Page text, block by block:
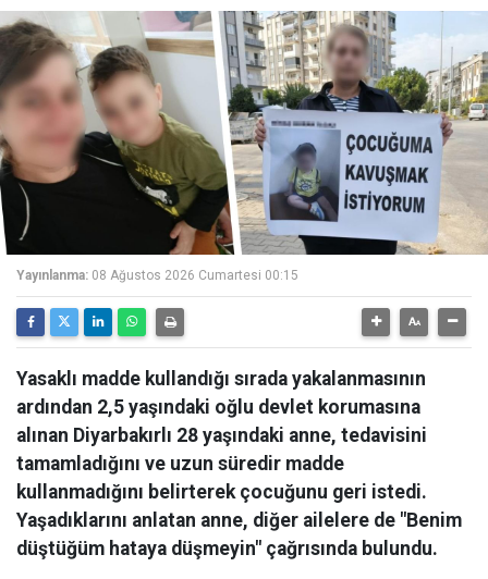
Yayınlanma: 08 Ağustos 2026 Cumartesi 00:15
Yasaklı madde kullandığı sırada yakalanmasının
ardından 2,5 yaşındaki oğlu devlet korumasına
alınan Diyarbakırlı 28 yaşındaki anne, tedavisini
tamamladığını ve uzun süredir madde
kullanmadığını belirterek çocuğunu geri istedi.
Yaşadıklarını anlatan anne, diğer ailelere de "Benim
düştüğüm hataya düşmeyin" çağrısında bulundu.